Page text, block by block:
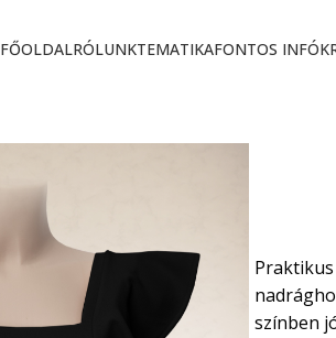
FŐOLDALRÓLUNKTEMATIKAFONTOS INFÓK
színben